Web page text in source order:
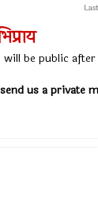
be public
us a private